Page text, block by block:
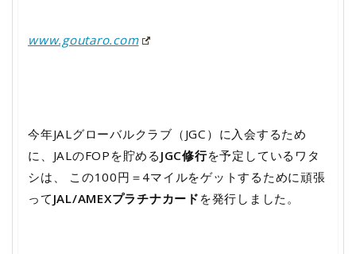
www.goutaro.com
今年JALグローバルクラブ（JGC）に入会するため
に、JALのFOPを貯める JGC修行を予定しているワタ
シは、 この100円＝4マイルをゲットするために頑張
って JAL/AMEXプラチナカード を発行しました。